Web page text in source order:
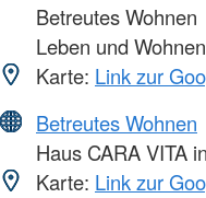
Betreutes Wohnen
Leben und
Karte: Link zur
Betreutes Wohnen
Haus CARA VITA
Karte: Link zur